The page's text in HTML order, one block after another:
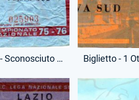
Biglietto - Sconosciuto - Lazio-Riserva B